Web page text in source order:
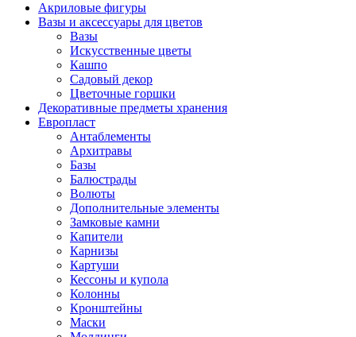
Акриловые фигуры
Вазы и аксессуары для цветов
Вазы
Искусственные цветы
Кашпо
Садовый декор
Цветочные горшки
Декоративные предметы хранения
Европласт
Антаблементы
Архитравы
Базы
Балюстрады
Волюты
Дополнительные элементы
Замковые камни
Капители
Карнизы
Картуши
Кессоны и купола
Колонны
Кронштейны
Маски